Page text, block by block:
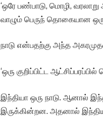
‘ஒரே பண்பாடு, மொழி,
வாழும் பெருந் தொகையான
நாடு என்பதற்கு அந்த
‘ஒரு குறிப்பிட்ட
இந்தியா ஒரு நாடு. ஆனால்
இருக்கின்றன. அதனால் இந்திய